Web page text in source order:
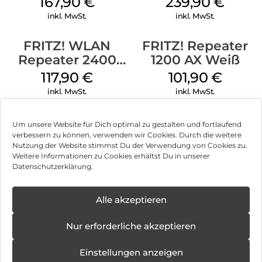
Um unsere Website für Dich optimal zu gestalten und fortlaufend
verbessern zu können, verwenden wir Cookies. Durch die weitere
Nutzung der Website stimmst Du der Verwendung von Cookies zu.
Weitere Informationen zu Cookies erhältst Du in unserer
Datenschutzerklärung.
Alle akzeptieren
Nur erforderliche akzeptieren
Einstellungen anzeigen
Speicher sowie Online-Speicher und darauf abgelegte Inhalte
verfügbar gemacht und können z. B. per Smartphone an
Wiedergabegeräte verteilt werden. Die FRITZ!Box 4060
bildet damit eine leistungsfähige Plattform für vernetzte
Multimedia-Anwendungen wie IPTV, Video on Demand oder
4K-Streaming.
inkl. MwSt. inkl. MwSt.
FRITZ! WLAN
Repeater 2400
Weiß
117,90€
inkl. MwSt.
FRITZ! Repeater
1200 AX Weiß
101,90 €
inkl. MwSt.
Impressum
Hinweis zur Batterieentsorgung